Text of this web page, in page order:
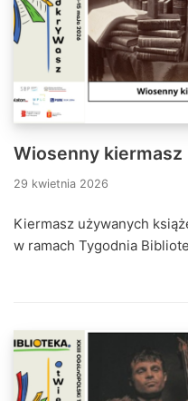
Wiosenny kiermasz
29 kwietnia 2026
Kiermasz używanych
w ramach Tygodnia